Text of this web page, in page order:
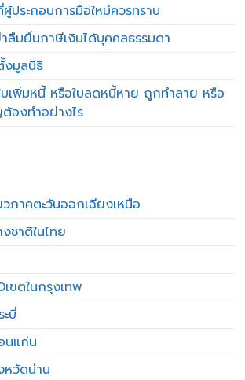
ประกอบการมือใหม่ควรทราบ
าลืมยื่นภาษีเงินได้บุคคลธรรมดา
งมูลนิธิ
เพิ่มหนี้ หรือใบลดหนี้หาย ถูกทำลาย หรือ
องทำอย่างไร
ภาคตะวันออกเฉียงเหนือ
ชาติในไทย
ขตในกรุงเทพ
บี่
นแก่น
หวัดน่าน